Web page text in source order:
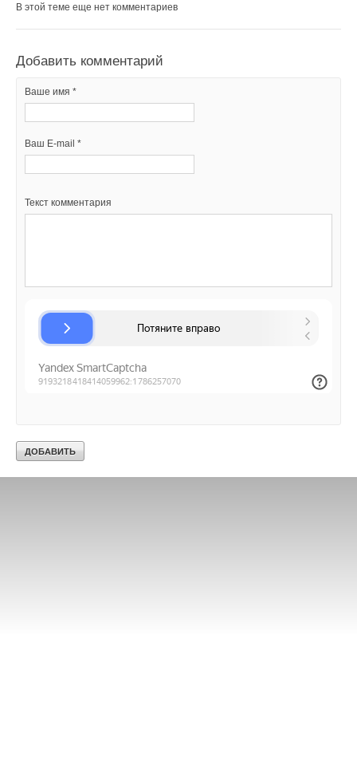
В этой теме еще нет комментариев
Добавить комментарий
Ваше имя *
Ваш E-mail *
Текст комментария
Добавить комментарий
Ваше имя *
Ваш E-mail *